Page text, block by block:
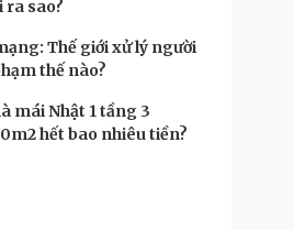
ra sao?
Thế giới xử lý người
thế nào?
mái Nhật 1 tầng 3
hết bao nhiêu tiền?